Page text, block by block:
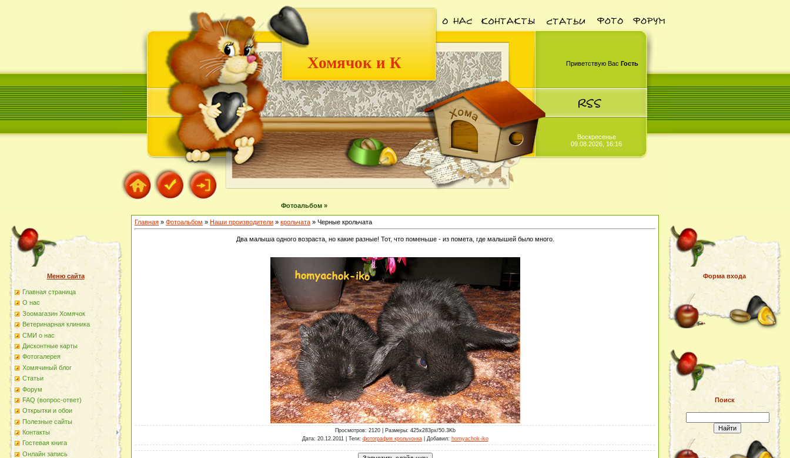
Хомячок и К Приветствую Вас Гость
Воскресенье
09.08.2026, 16:16
Фотоальбом »
Меню сайта
Главная страница
О наc
Зоомагазин Хомячок
Ветеринарная клиника
СМИ о нас
Дисконтные карты
Фотогалерея
Хомячиный блог
Статьи
Форум
FAQ (вопрос-ответ)
Открытки и обои
Полезные сайты
Контакты
Гостевая книга
Онлайн запись
Главная » Фотоальбом » Наши производители » крольчата » Черные крольчата
Два малыша одного возраста, но какие разные! Тот, что поменьше - из помета, где малышей было много.
Просмотров: 2120 | Размеры: 425x283px/50.3Kb
Дата: 20.12.2011 | Теги: фотография крольчонка| Добавил: homyachok-iko
Форма входа
Поиск